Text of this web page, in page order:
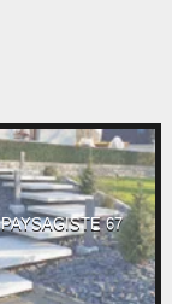
PAYSAGISTE 67